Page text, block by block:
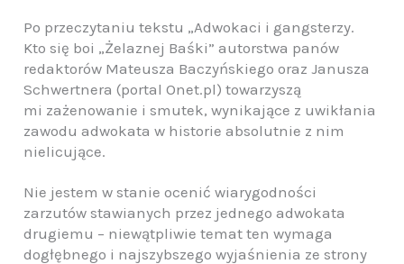
Po przeczytaniu tekstu „Adwokaci i gangsterzy.
Kto się boi „Żelaznej Baśki” autorstwa panów
redaktorów Mateusza Baczyńskiego oraz Janusza
Schwertnera (portal Onet.pl) towarzyszą
mi zażenowanie i smutek, wynikające z uwikłania
zawodu adwokata w historie absolutnie z nim
nielicujące.
Nie jestem w stanie ocenić wiarygodności
zarzutów stawianych przez jednego adwokata
drugiemu – niewątpliwie temat ten wymaga
dogłębnego i najszybszego wyjaśnienia ze strony